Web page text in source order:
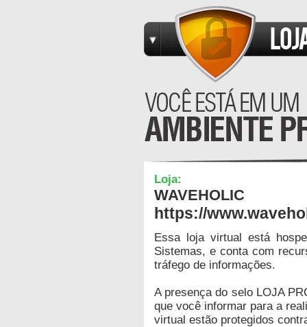
Loja:
WAVEHOLIC
https://
Essa loja virtual está
Sistemas, e conta com
tráfego de informações.
A presença do selo LOJA
que você informar para a
virtual estão protegidos